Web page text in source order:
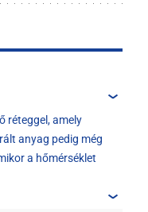
réteggel, amely
anyag pedig még
a hőmérséklet